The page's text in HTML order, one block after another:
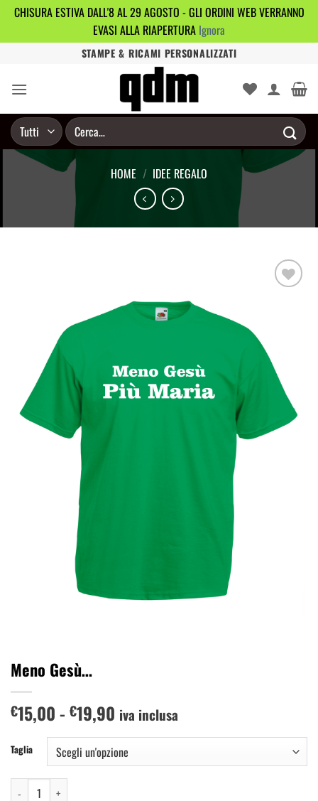
CHISURA ESTIVA DALL'8 AL 29 AGOSTO - GLI ORDINI WEB VERRANNO
EVASI ALLA RIAPERTURA Ignora
contenuti
STAMPE & RICAMI PERSONALIZZATI
Cerca:
HOME / IDEE REGALO
Meno Gesù…
€15,00- €19,90 Fascia
di
prezzo:
da
iva inclusa
Taglia
Meno Gesù... quantità